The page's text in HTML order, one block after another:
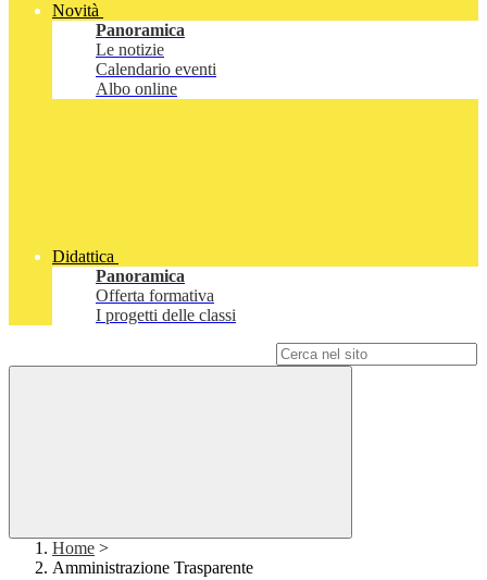
Novità
Panoramica
Le notizie
Calendario eventi
Albo online
Didattica
Panoramica
Offerta formativa
I progetti delle classi
Home >
Amministrazione Trasparente